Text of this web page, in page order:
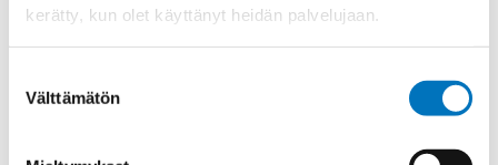
kerätty, kun olet käyttänyt heidän palvelujaan.
valinta
Välttämätön
Ketjukaapeli KAWEFLEX 6230 SK-